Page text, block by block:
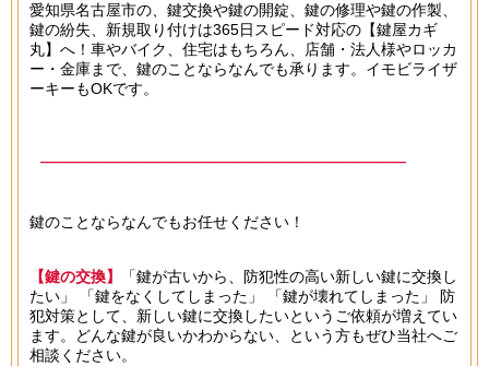
愛知県名古屋市の、鍵交換や鍵の開錠、鍵の修理や鍵の作製、
鍵の紛失、新規取り付けは365日スピード対応の【鍵屋カギ
丸】へ！車やバイク、住宅はもちろん、店舗・法人様やロッカ
ー・金庫まで、鍵のことならなんでも承ります。イモビライザ
ーキーもOKです。
───────────────────────────────
0120-694-692
───────────────────────────────
鍵のことならなんでもお任せください！
【鍵の交換】
「鍵が古いから、防犯性の高い新しい鍵に交換し
たい」 「鍵をなくしてしまった」 「鍵が壊れてしまった」 防
犯対策として、新しい鍵に交換したいというご依頼が増えてい
ます。どんな鍵が良いかわからない、という方もぜひ当社へご
相談ください。